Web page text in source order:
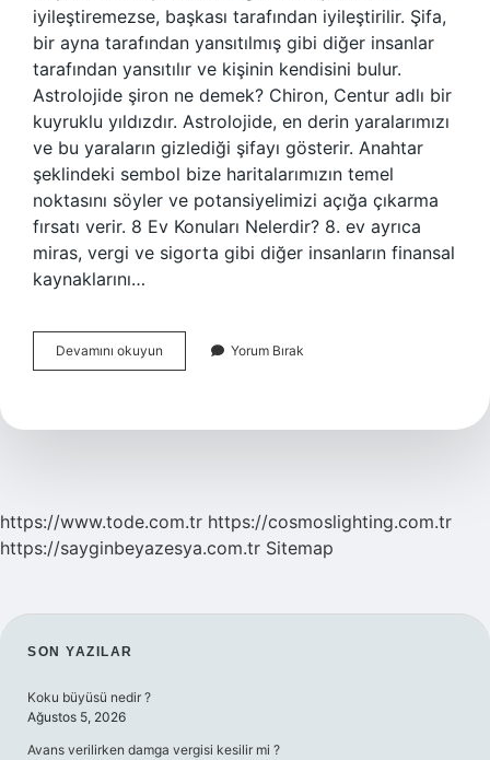
iyileştiremezse, başkası tarafından iyileştirilir. Şifa,
bir ayna tarafından yansıtılmış gibi diğer insanlar
tarafından yansıtılır ve kişinin kendisini bulur.
Astrolojide şiron ne demek? Chiron, Centur adlı bir
kuyruklu yıldızdır. Astrolojide, en derin yaralarımızı
ve bu yaraların gizlediği şifayı gösterir. Anahtar
şeklindeki sembol bize haritalarımızın temel
noktasını söyler ve potansiyelimizi açığa çıkarma
fırsatı verir. 8 Ev Konuları Nelerdir? 8. ev ayrıca
miras, vergi ve sigorta gibi diğer insanların finansal
kaynaklarını…
Devamını okuyun
8
Demek
Yorum Bırak
https://www.tode.com.tr https://cosmoslighting.com.tr
https://sayginbeyazesya.com.tr Sitemap
SIDEBAR
SON YAZILAR
Koku büyüsü nedir ?
Ağustos 5, 2026
Avans verilirken damga vergisi kesilir mi ?